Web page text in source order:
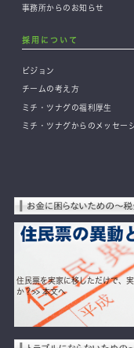
事務所からのお知らせ
採用について
ビジョン
チームの考え方
ミチ・ツナグの福利厚生
ミチ・ツナグからのメッセー
住民票を実家に移しただけで、
か？>> 本文へ